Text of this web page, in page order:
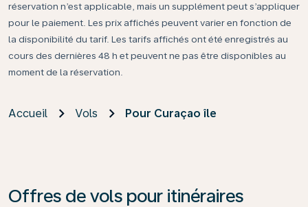
réservation n’est applicable, mais un supplément peut s’appliquer
pour le paiement. Les prix affichés peuvent varier en fonction de
la disponibilité du tarif. Les tarifs affichés ont été enregistrés au
cours des dernières 48 h et peuvent ne pas être disponibles au
moment de la réservation.
Accueil Vols Pour Curaçao île
Offres de vols pour itinéraires